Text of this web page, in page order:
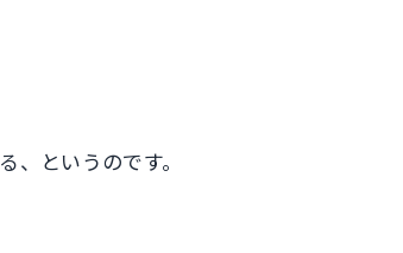
、というのです。